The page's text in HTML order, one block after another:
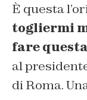
È questa
togliermi
fare
al
di Roma.